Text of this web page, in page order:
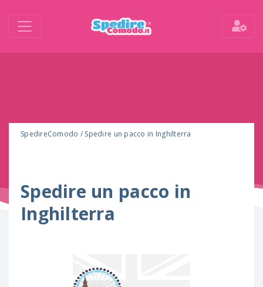
SpedireComodo / Spedire un pacco in Inghilterra
Spedire un pacco in
Inghilterra